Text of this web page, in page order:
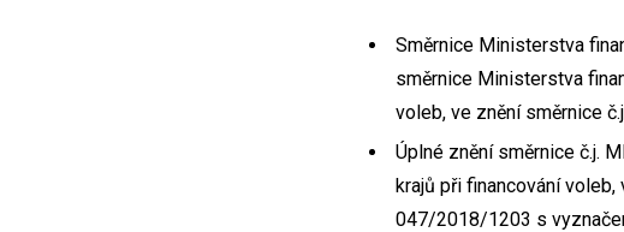
Směrnice Ministerstva
směrnice Ministerstva
voleb, ve znění směrnice
Úplné znění směrnice č.j.
krajů při financování
047/2018/1203 s